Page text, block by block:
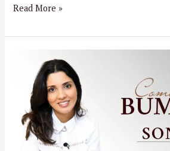
Read More »
Tratamento
Estético
Glúteos